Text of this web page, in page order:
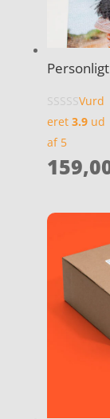
Vurd
eret 3.9ud
af 5